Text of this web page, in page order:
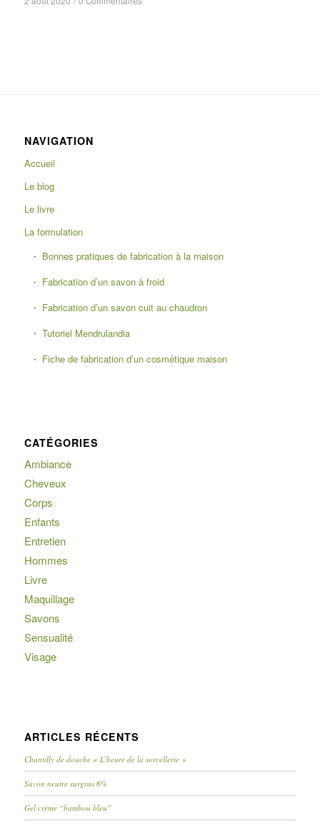
NAVIGATION
Accueil
Le blog
Le livre
La formulation
Bonnes pratiques de fabrication à la maison
Fabrication d’un savon à froid
Fabrication d’un savon cuit au chaudron
Tutoriel Mendrulandia
Fiche de fabrication d’un cosmétique maison
CATÉGORIES
Ambiance
Cheveux
Corps
Enfants
Entretien
Hommes
Livre
Maquillage
Savons
Sensualité
Visage
ARTICLES RÉCENTS
Chantilly de douche « L’heure de la sorcellerie »
Savon neutre surgras 6%
Gel crème “bambou bleu”